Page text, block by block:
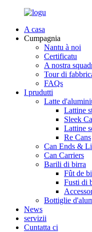
A casa
Cumpagnia
Nantu à noi
Certificatu
A nostra
Tour di
FAQs
I prudutti
Latte
Lattine
Sleek
Lattine
Re Cans
Can Ends &
Can Carriers
Barili di birra
Fût de
Fusti di
Bottiglie
News
servizii
Cuntatta ci